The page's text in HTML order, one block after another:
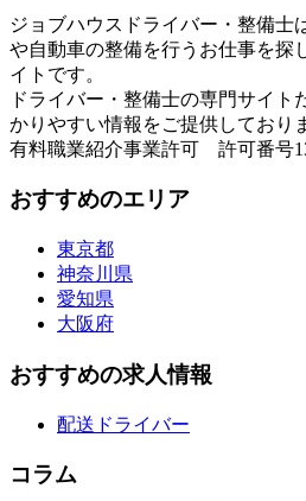
ジョブハウスドライバー・整備士
や自動車の整備を行うお仕事を探
イトです。
ドライバー・整備士の専門サイト
かりやすい情報をご提供しており
有料職業紹介事業許可 許可番号
おすすめのエリア
東京都
神奈川県
愛知県
大阪府
おすすめの求人情報
配送ドライバー
コラム